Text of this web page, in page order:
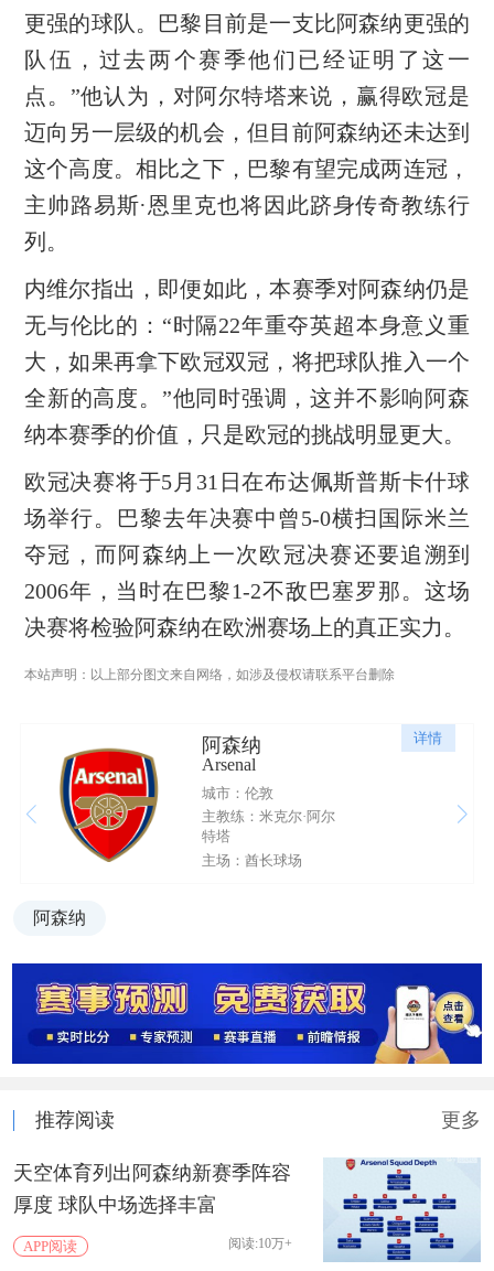
更强的球队。巴黎目前是一支比阿森纳更强的
队伍，过去两个赛季他们已经证明了这一
点。”他认为，对阿尔特塔来说，赢得欧冠是
迈向另一层级的机会，但目前阿森纳还未达到
这个高度。相比之下，巴黎有望完成两连冠，
主帅路易斯·恩里克也将因此跻身传奇教练行
列。
内维尔指出，即便如此，本赛季对阿森纳仍是
无与伦比的：“时隔22年重夺英超本身意义重
大，如果再拿下欧冠双冠，将把球队推入一个
全新的高度。”他同时强调，这并不影响阿森
纳本赛季的价值，只是欧冠的挑战明显更大。
欧冠决赛将于5月31日在布达佩斯普斯卡什球
场举行。巴黎去年决赛中曾5-0横扫国际米兰
夺冠，而阿森纳上一次欧冠决赛还要追溯到
2006年，当时在巴黎1-2不敌巴塞罗那。这场
决赛将检验阿森纳在欧洲赛场上的真正实力。
本站声明：以上部分图文来自网络，如涉及侵权请联系平台删除
详情
阿森纳
Arsenal
城市：伦敦
主教练：米克尔·阿尔
特塔
主场：酋长球场
阿森纳
推荐阅读 更多
天空体育列出阿森纳新赛季阵容
厚度 球队中场选择丰富
APP阅读 阅读:10万+